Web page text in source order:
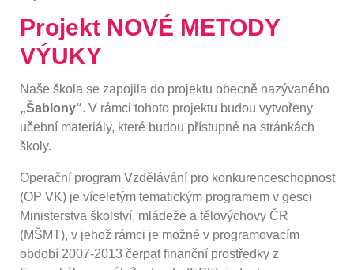
Projekt NOVÉ METODY
VÝUKY
Naše škola se zapojila do projektu obecně nazývaného
„Šablony“. V rámci tohoto projektu budou vytvořeny
učební materiály, které budou přístupné na stránkách
školy.
Operační program Vzdělávání pro konkurenceschopnost
(OP VK) je víceletým tematickým programem v gesci
Ministerstva školství, mládeže a tělovýchovy ČR
(MŠMT), v jehož rámci je možné v programovacím
období 2007-2013 čerpat finanční prostředky z